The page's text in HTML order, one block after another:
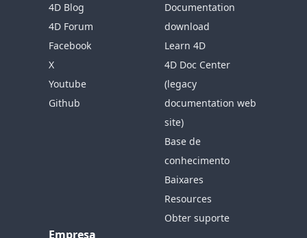
4D Blog
4D Forum
Facebook
X
Youtube
Github
Documentation
download
Learn 4D
4D Doc Center
(legacy
documentation web
site)
Base de
conhecimento
Baixares
Resources
Obter suporte
Empresa